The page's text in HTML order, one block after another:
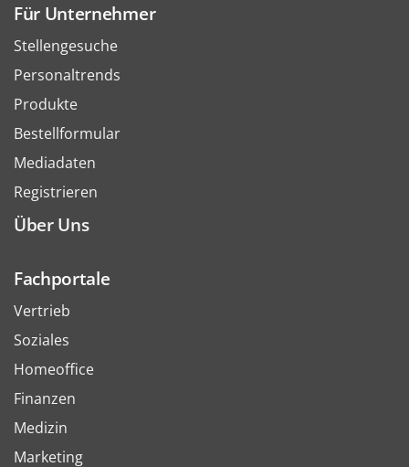
Für Unternehmer
Stellengesuche
Personaltrends
Produkte
Bestellformular
Mediadaten
Registrieren
Über Uns
Fachportale
Vertrieb
Soziales
Homeoffice
Finanzen
Medizin
Marketing